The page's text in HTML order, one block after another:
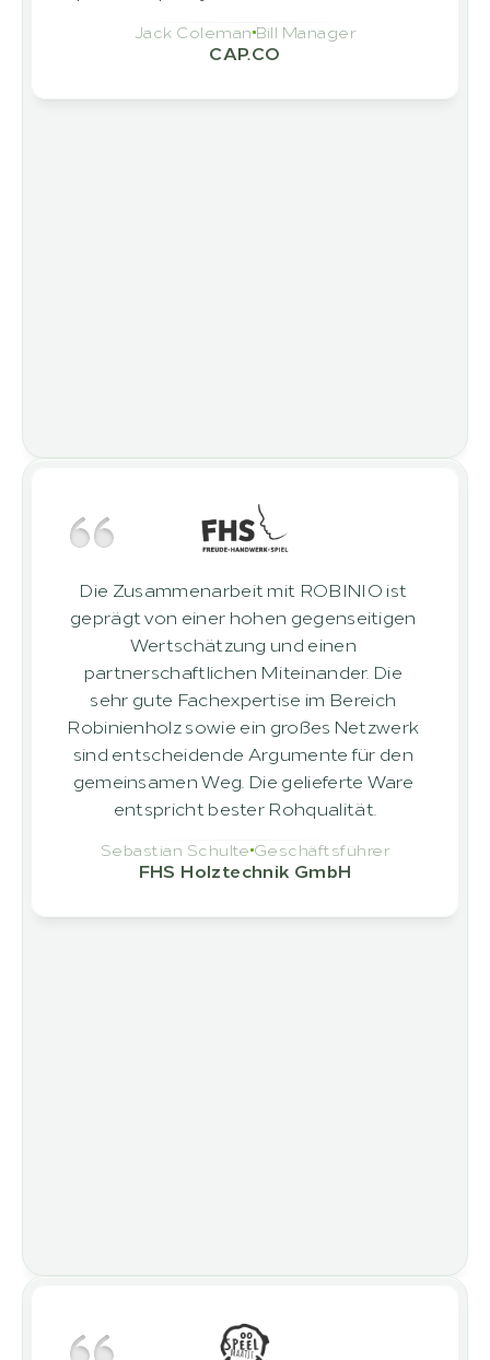
Jack Coleman Bill Manager
CAP.CO
Die Zusammenarbeit mit ROBINIO ist
geprägt von einer hohen gegenseitigen
Wertschätzung und einen
partnerschaftlichen Miteinander. Die
sehr gute Fachexpertise im Bereich
Robinienholz sowie ein großes Netzwerk
sind entscheidende Argumente für den
gemeinsamen Weg. Die gelieferte Ware
entspricht bester Rohqualität.
Sebastian Schulte Geschäftsführer
FHS Holztechnik GmbH